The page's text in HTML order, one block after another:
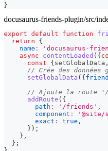
}
docusaurus-friends-plugin/src/
export default function
return
{
name : 'docusaurus-
async
contentLoaded ( {
const
{ setGlobalData ,
// Crée des données
setGlobalData ( {
// Ajoute la route
addRoute ( {
path : '/friends' ,
component : '@site/
exact : true ,
} ) ;
} ,
} ;